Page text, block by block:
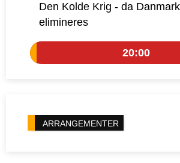
Den Kolde Krig - da
elimineres
20:00
ARRANGEMENTER